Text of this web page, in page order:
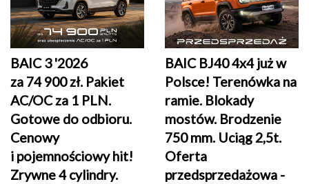
BAIC 3 '2026
za 74 900 zł. Pakiet
AC/OC za 1 PLN.
Gotowe do odbioru.
Cenowy
i pojemnościowy hit!
Zrywne 4 cylindry.
BAIC BJ40 4x4 już w
Polsce! Terenówka na
ramie. Blokady
mostów. Brodzenie
750 mm. Uciąg 2,5t.
Oferta
przedsprzedażowa -